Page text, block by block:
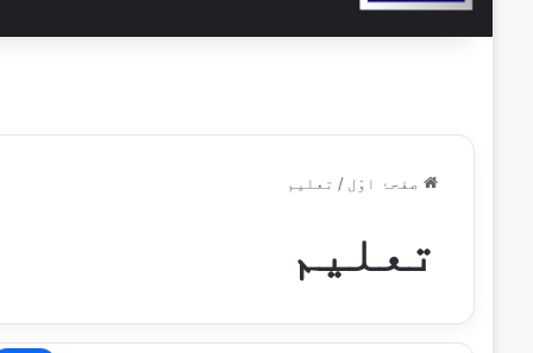
صفحۂ اوّل / تعلیم
تعلیم